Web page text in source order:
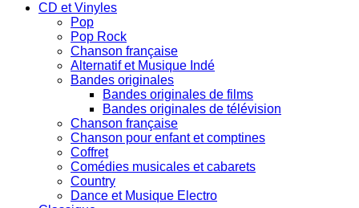
CD et Vinyles
Pop
Pop Rock
Chanson française
Alternatif et Musique Indé
Bandes originales
Bandes originales de films
Bandes originales de télévision
Chanson française
Chanson pour enfant et comptines
Coffret
Comédies musicales et cabarets
Country
Dance et Musique Electro